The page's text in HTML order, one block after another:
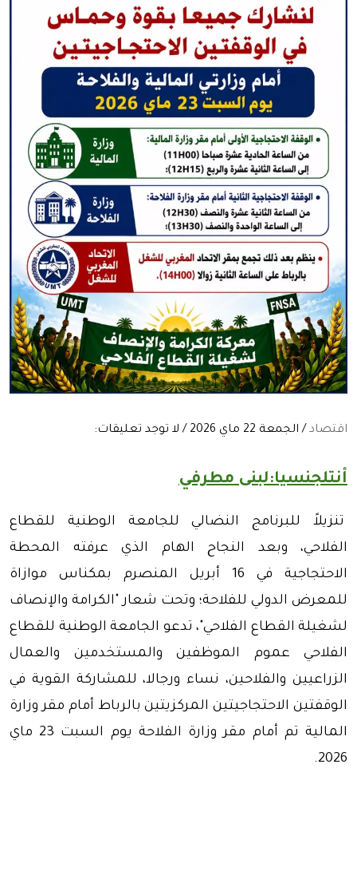
اقتصاد / الجمعة 22 ماي 2026 / لا توجد تعليقات:
أنتلجنسيا:لبنى مطرفي
تنزيلاً للبرنامج النضالي للجامعة الوطنية للقطاع
الفلاحي، وبعد النجاح الهام الذي عرفته المحطة
الاحتجاجية في 16 أبريل المنصرم بمكناس موازاة
للمعرض الدولي للفلاحة؛ وتحت شعار "الكرامة والإنصاف
لشغيلة القطاع الفلاحي"، تدعو الجامعة الوطنية للقطاع
الفلاحي عموم الموظفين والمستخدمين والعمال
الزراعيين والفلاحين، نساء ورجالا، للمشاركة القوية في
الوقفتين الاحتجاجيتين المركزيتين بالرباط أمام مقر وزارة
المالية تم أمام مقر وزارة الفلاحة يوم السبت 23 ماي
2026.